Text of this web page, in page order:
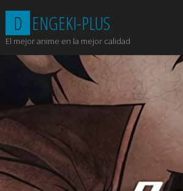
contenido
D ENGEKI-PLUS
El mejor anime en la mejor calidad